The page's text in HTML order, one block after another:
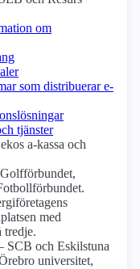
om
som distribuerar e-
tjänster
a-kassa och
med
tredje.
SCB och Eskilstuna
universitet,